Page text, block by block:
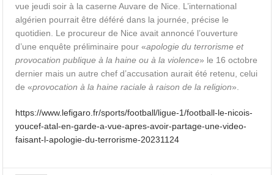
vue jeudi soir à la caserne Auvare de Nice. L’international
algérien pourrait être déféré dans la journée, précise le
quotidien. Le procureur de Nice avait annoncé l’ouverture
d’une enquête préliminaire pour «apologie du terrorisme et
provocation publique à la haine ou à la violence» le 16 octobre
dernier mais un autre chef d’accusation aurait été retenu, celui
de «provocation à la haine raciale à raison de la religion».
https://www.lefigaro.fr/sports/football/ligue-1/football-le-nicois-
youcef-atal-en-garde-a-vue-apres-avoir-partage-une-video-
faisant-l-apologie-du-terrorisme-20231124